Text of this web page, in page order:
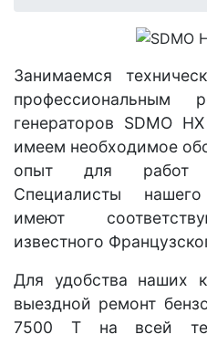
Занимаемся
профессиональным
генераторов SDMO
имеем необходимое
опыт для работ
Специалисты
имеют
известного
Для удобства наших
выездной ремонт
7500 T на всей